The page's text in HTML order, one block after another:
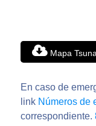
Mapa
En caso de
link Números de
correspondiente.